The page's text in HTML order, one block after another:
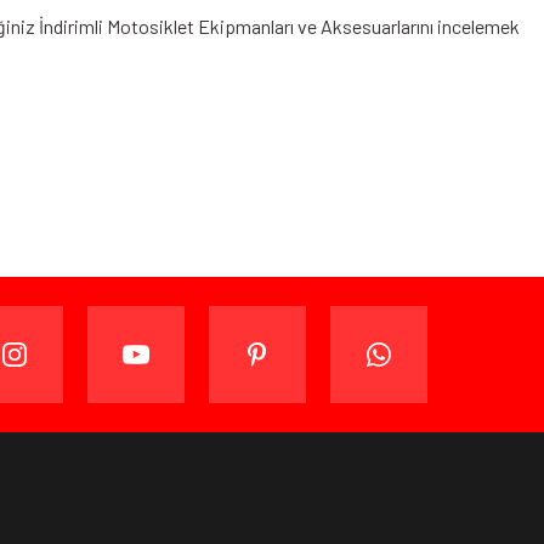
İndirimli Motosiklet Ekipmanları ve Aksesuarlarını incelemek
edebilir veya değiştirebilirsiniz.